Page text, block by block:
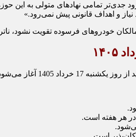
ورود جدی‌تر تمامی نهادهای متولی
و اهداف قانونی پیش نمی‌رود.»
مالکان خودروهای فرسوده تقویت
نهادهای مرتبط اجرایی شده است.